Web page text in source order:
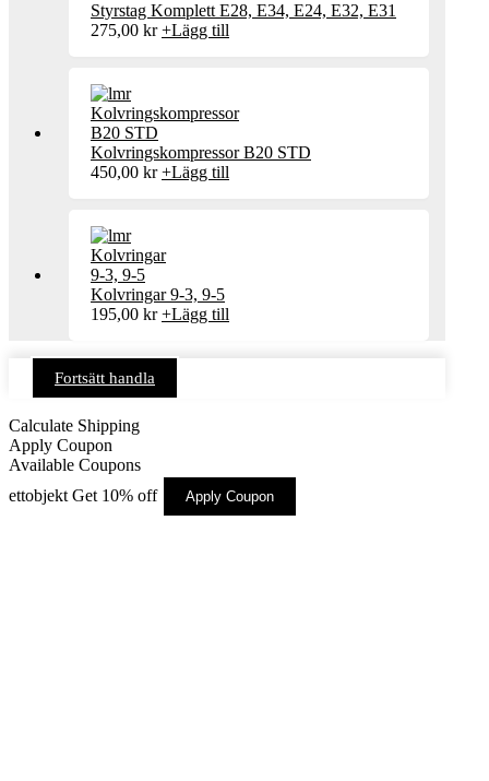
Styrstag Komplett E28, E34, E24, E32, E31
275,00 kr +Lägg till
Kolvringskompressor B20 STD
450,00 kr +Lägg till
Kolvringar 9-3, 9-5
195,00 kr +Lägg till
Fortsätt handla
Calculate Shipping
Apply Coupon
Available Coupons
ettobjekt Get 10% off Apply Coupon